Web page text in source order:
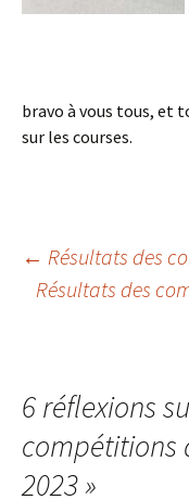
bravo à vous tous, et
sur les courses.
articles
← Résultats des
Résultats des
6 réflexions
compétitions
2023»